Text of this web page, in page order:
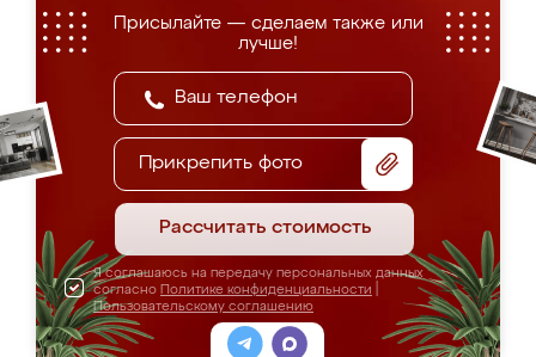
Присылайте — сделаем также или
лучше!
Прикрепить фото
Рассчитать стоимость
Я соглашаюсь на передачу персональных данных
согласно Политике конфиденциальности
Пользовательскому соглашению